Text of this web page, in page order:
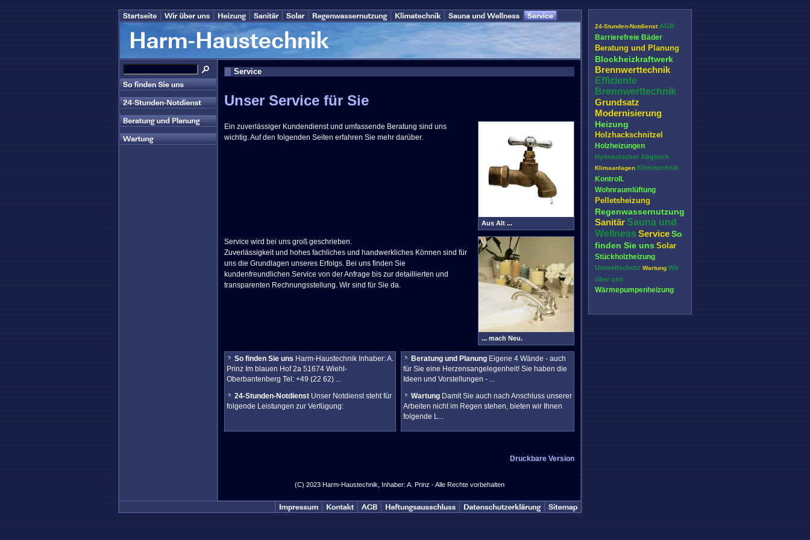
Service
Unser Service für Sie
Ein zuverlässiger Kundendienst und umfassende Beratung sind uns
wichtig. Auf den folgenden Seiten erfahren Sie mehr darüber.
Aus Alt ...
Service wird bei uns groß geschrieben.
Zuverlässigkeit und hohes fachliches und handwerkliches Können sind für
uns die Grundlagen unseres Erfolgs. Bei uns finden Sie
kundenfreundlichen Service von der Anfrage bis zur detaillierten und
transparenten Rechnungsstellung. Wir sind für Sie da.
... mach Neu.
So finden Sie uns Harm-Haustechnik Inhaber: A.
Prinz Im blauen Hof 2a 51674 Wiehl-
Oberbantenberg Tel: +49 (22 62) ...
24-Stunden-Notdienst Unser Notdienst steht für
folgende Leistungen zur Verfügung:
Beratung und Planung Eigene 4 Wände - auch
für Sie eine Herzensangelegenheit! Sie haben die
Ideen und Vorstellungen - ...
Wartung Damit Sie auch nach Anschluss unserer
Arbeiten nicht im Regen stehen, bieten wir Ihnen
folgende L...
Druckbare Version
(C) 2023 Harm-Haustechnik, Inhaber: A. Prinz - Alle Rechte vorbehalten
24-Stunden-Notdienst AGB
Barrierefreie Bäder
Beratung und Planung
Blockheizkraftwerk
Brennwerttechnik
Effiziente
Brennwerttechnik
Grundsatz
Modernisierung
Heizung
Holzhackschnitzel
Holzheizungen
Hydraulischer Abgleich
Klimaanlagen Klimatechnik
Kontroll.
Wohnraumlüftung
Pelletsheizung
Regenwassernutzung
Sanitär Sauna und
Wellness ServiceSo
finden Sie uns Solar
Stückholzheizung
Umweltschutz Wartung Wir
über uns
Wärmepumpenheizung